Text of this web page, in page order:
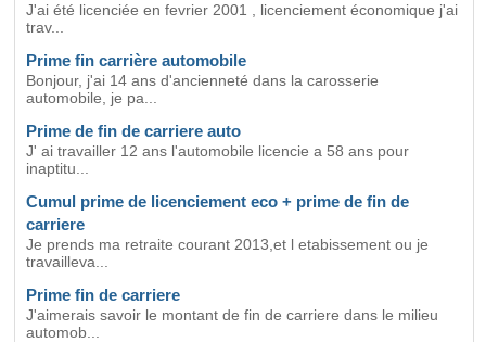
J'ai été licenciée en fevrier 2001 , licenciement économique j'ai
trav...
Prime fin carrière automobile
Bonjour, j'ai 14 ans d'ancienneté dans la carosserie
automobile, je pa...
Prime de fin de carriere auto
J' ai travailler 12 ans l'automobile licencie a 58 ans pour
inaptitu...
Cumul prime de licenciement eco + prime de fin de
carriere
Je prends ma retraite courant 2013,et l etabissement ou je
travailleva...
Prime fin de carriere
J'aimerais savoir le montant de fin de carriere dans le milieu
automob...